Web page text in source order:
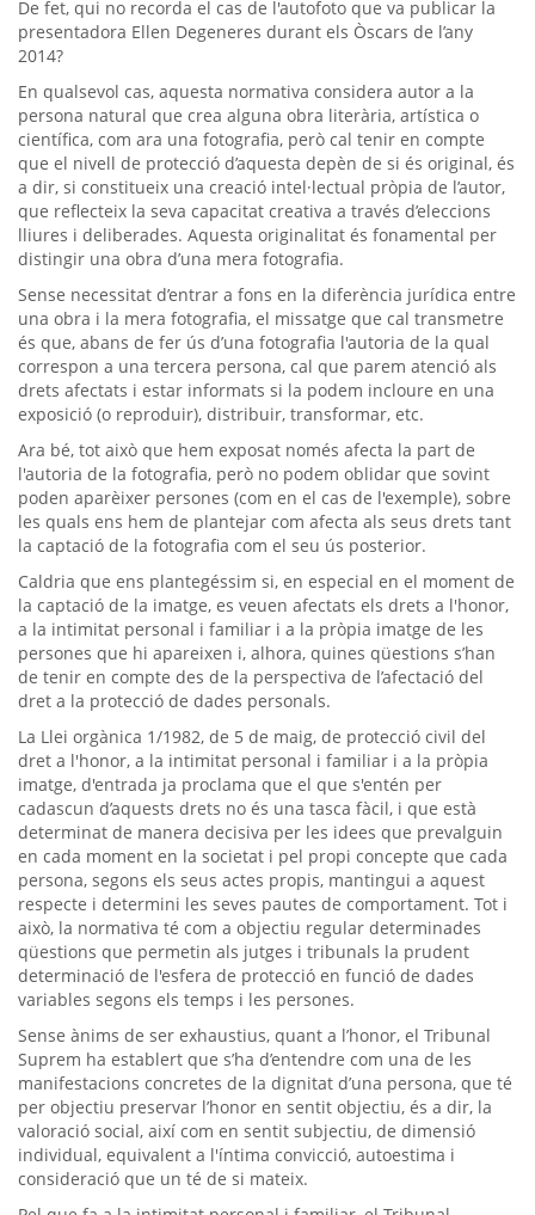
De fet, qui no recorda el cas de l'autofoto que va publicar la
presentadora Ellen Degeneres durant els Òscars de l’any
2014?
En qualsevol cas, aquesta normativa considera autor a la
persona natural que crea alguna obra literària, artística o
científica, com ara una fotografia, però cal tenir en compte
que el nivell de protecció d’aquesta depèn de si és original, és
a dir, si constitueix una creació intel·lectual pròpia de l’autor,
que reflecteix la seva capacitat creativa a través d’eleccions
lliures i deliberades. Aquesta originalitat és fonamental per
distingir una obra d’una mera fotografia.
Sense necessitat d’entrar a fons en la diferència jurídica entre
una obra i la mera fotografia, el missatge que cal transmetre
és que, abans de fer ús d’una fotografia l'autoria de la qual
correspon a una tercera persona, cal que parem atenció als
drets afectats i estar informats si la podem incloure en una
exposició (o reproduir), distribuir, transformar, etc.
Ara bé, tot això que hem exposat només afecta la part de
l'autoria de la fotografia, però no podem oblidar que sovint
poden aparèixer persones (com en el cas de l'exemple), sobre
les quals ens hem de plantejar com afecta als seus drets tant
la captació de la fotografia com el seu ús posterior.
Caldria que ens plantegéssim si, en especial en el moment de
la captació de la imatge, es veuen afectats els drets a l'honor,
a la intimitat personal i familiar i a la pròpia imatge de les
persones que hi apareixen i, alhora, quines qüestions s’han
de tenir en compte des de la perspectiva de l’afectació del
dret a la protecció de dades personals.
La Llei orgànica 1/1982, de 5 de maig, de protecció civil del
dret a l'honor, a la intimitat personal i familiar i a la pròpia
imatge, d'entrada ja proclama que el que s'entén per
cadascun d’aquests drets no és una tasca fàcil, i que està
determinat de manera decisiva per les idees que prevalguin
en cada moment en la societat i pel propi concepte que cada
persona, segons els seus actes propis, mantingui a aquest
respecte i determini les seves pautes de comportament. Tot i
això, la normativa té com a objectiu regular determinades
qüestions que permetin als jutges i tribunals la prudent
determinació de l'esfera de protecció en funció de dades
variables segons els temps i les persones.
Sense ànims de ser exhaustius, quant a l’honor, el Tribunal
Suprem ha establert que s’ha d’entendre com una de les
manifestacions concretes de la dignitat d’una persona, que té
per objectiu preservar l’honor en sentit objectiu, és a dir, la
valoració social, així com en sentit subjectiu, de dimensió
individual, equivalent a l'íntima convicció, autoestima i
consideració que un té de si mateix.